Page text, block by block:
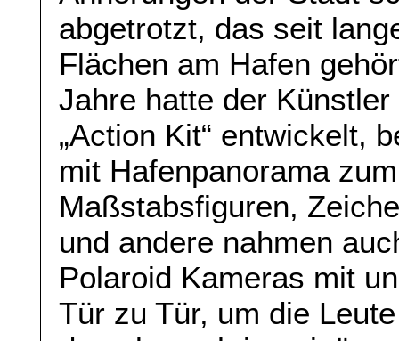
abgetrotzt, das seit
Flächen am Hafen
Jahre hatte der
„Action Kit“ entwickelt,
mit Hafenpanorama
Maßstabsfiguren,
und andere nahmen
Polaroid Kameras mit
Tür zu Tür, um die